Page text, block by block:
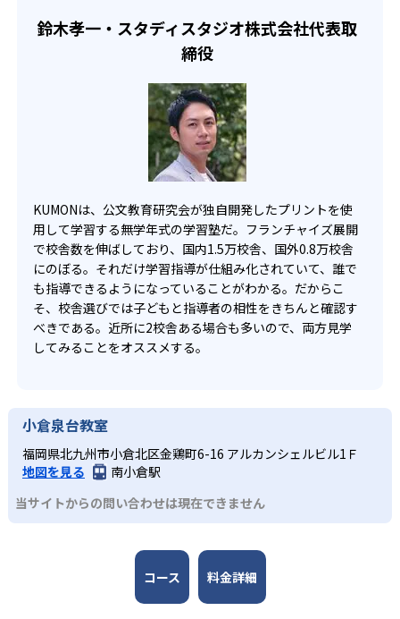
宿題の量や進め方に関しては、いつでも気軽に相談可能
だ。
鈴木孝一・スタディスタジオ株式会社代表取
締役
KUMONは、公文教育研究会が独自開発したプリントを使
用して学習する無学年式の学習塾だ。フランチャイズ展開
で校舎数を伸ばしており、国内1.5万校舎、国外0.8万校舎
にのぼる。それだけ学習指導が仕組み化されていて、誰で
も指導できるようになっていることがわかる。だからこ
そ、校舎選びでは子どもと指導者の相性をきちんと確認す
べきである。近所に2校舎ある場合も多いので、両方見学
してみることをオススメする。
小倉泉台教室
福岡県北九州市小倉北区金鶏町6-16 アルカンシェルビル1Ｆ
地図を見る
南小倉駅
当サイトからの問い合わせは現在できません
コース 料金詳細